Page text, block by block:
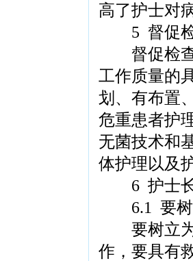
高了护士对
5 督促检
督促检查
工作质量的
划、有布置
危重患者护
无菌技术和
体护理以及
6 护士长
6.1 要树
要树立为
作，要具有